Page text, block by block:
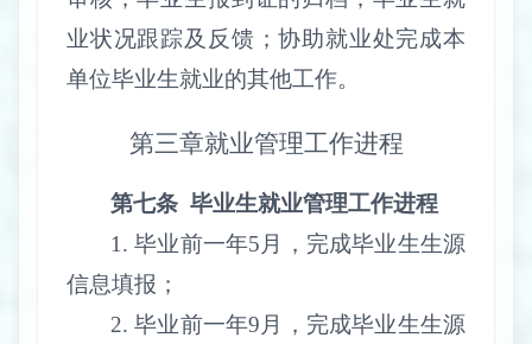
业状况跟踪及反馈；协助就业处完成本
单位毕业生就业的其他工作。
第三章就业管理工作进程
第七条 毕业生就业管理工作进程
1.毕业前一年5 月，完成毕业生生源
信息填报；
2.毕业前一年9 月，完成毕业生生源